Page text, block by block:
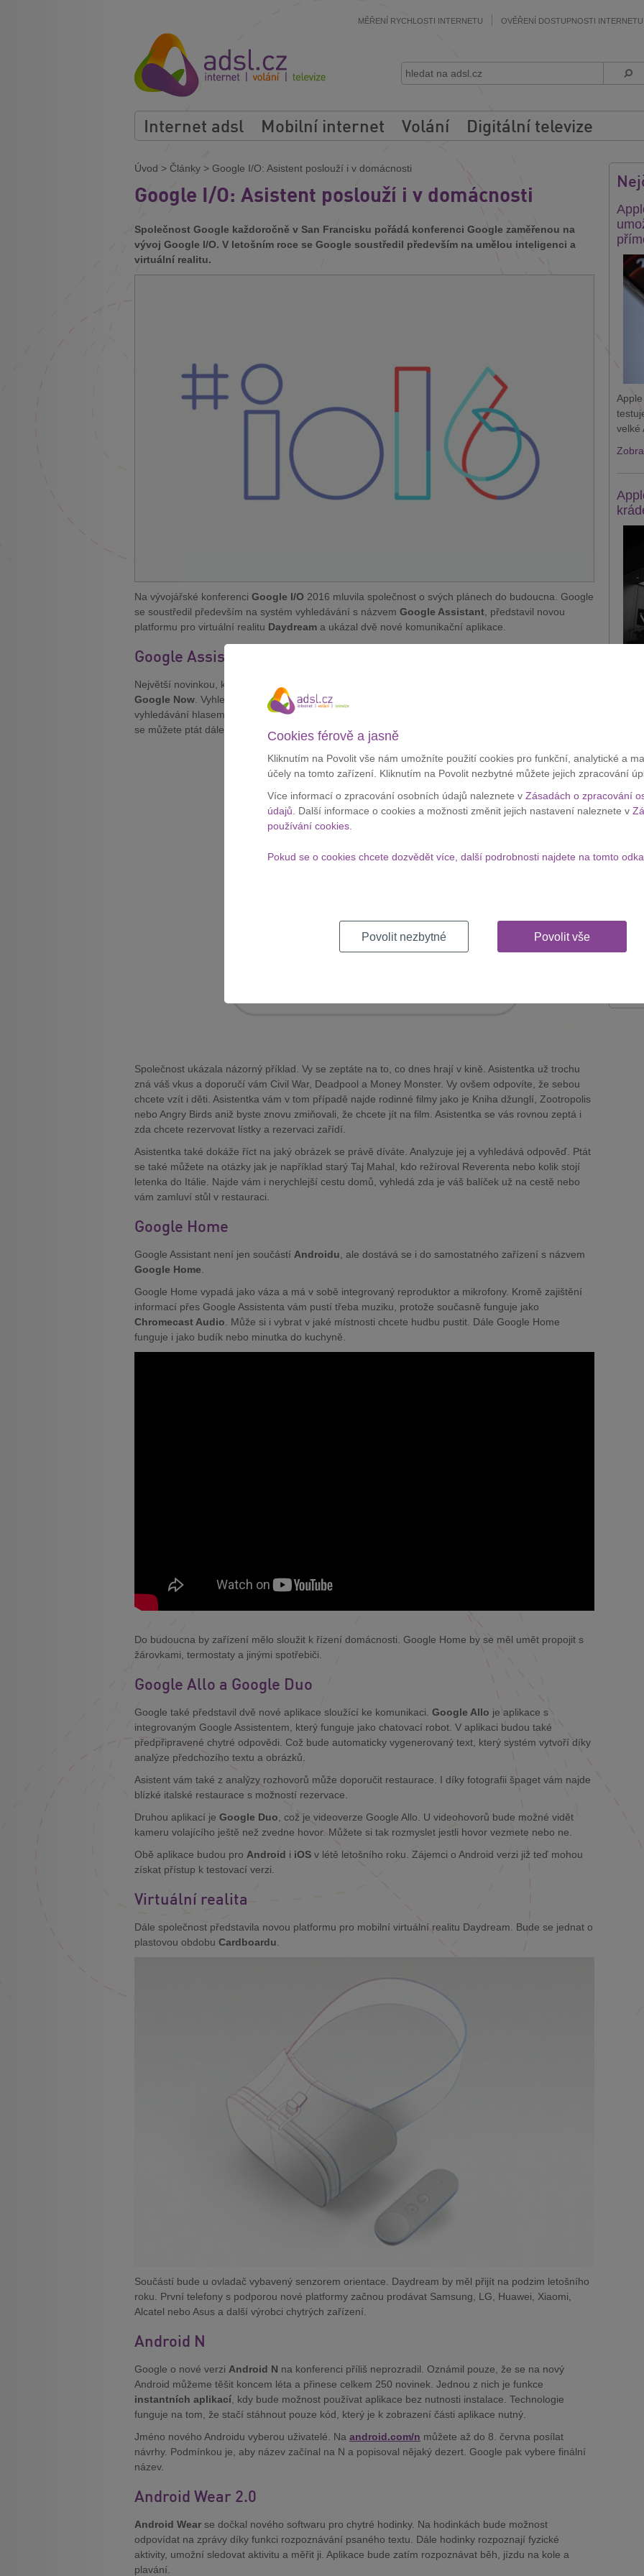
MĚŘENÍ RYCHLOSTI INTERNETU OVĚŘENÍ DOSTUPNOSTI INTERNETU
Internet adsl Mobilní internet Volání Digitální televize
Úvod > Články > Google I/O: Asistent poslouží i v domácnosti
Google I/O: Asistent poslouží i v domácnosti
Společnost Google každoročně v San Francisku pořádá konferenci Google zaměřenou na
vývoj Google I/O. V letošním roce se Google soustředil především na umělou inteligenci a
virtuální realitu.
Na vývojářské konferenci Google I/O 2016 mluvila společnost o svých plánech do budoucna. Google
se soustředil především na systém vyhledávání s názvem Google Assistant , představil novou
platformu pro virtuální realitu Daydream a ukázal dvě nové komunikační aplikace.
Google Assistant
Největší novinkou, kterou Google představil jen bezpochyby
Google Now . Vyhledávání dostalo osobnost a nové funkce. V USA zadává 20 % uživatelů
vyhledávání hlasem, hlas také hraje u novinky velkou roli. Asistentka položíte otázku a po odpovědi
se můžete ptát dále na podrobnosti. Asistent stále bude vědět o čem se bavíte.
Společnost ukázala názorný příklad. Vy se zeptáte na to, co dnes hrají v kině. Asistentka už trochu
zná váš vkus a doporučí vám Civil War, Deadpool a Money Monster. Vy ovšem odpovíte, že sebou
chcete vzít i děti. Asistentka vám v tom případě najde rodinné filmy jako je Kniha džunglí, Zootropolis
nebo Angry Birds aniž byste znovu zmiňovali, že chcete jít na film. Asistentka se vás rovnou zeptá i
zda chcete rezervovat lístky a rezervaci zařídí.
Asistentka také dokáže říct na jaký obrázek se právě díváte. Analyzuje jej a vyhledává odpověď. Ptát
se také můžete na otázky jak je například starý Taj Mahal, kdo režíroval Reverenta nebo kolik stojí
letenka do Itálie. Najde vám i nerychlejší cestu domů, vyhledá zda je váš balíček už na cestě nebo
vám zamluví stůl v restauraci.
Google Home
Google Assistant není jen součástí Androidu , ale dostává se i do samostatného zařízení s názvem
Google Home
Google Home vypadá jako váza a má v sobě integrovaný reproduktor a mikrofony. Kromě zajištění
informací přes Google Assistenta vám pustí třeba muziku, protože současně funguje jako
Chromecast Audio . Může si i vybrat v jaké místnosti chcete hudbu pustit. Dále Google Home
funguje i jako budík nebo minutka do kuchyně.
Do budoucna by zařízení mělo sloužit k řízení domácnosti. Google Home by se měl umět propojit s
žárovkami, termostaty a jinými spotřebiči.
Google Allo a Google Duo
Google také představil dvě nové aplikace sloužící ke komunikaci. Google Allo je aplikace s
integrovaným Google Assistentem, který funguje jako chatovací robot. V aplikaci budou také
předpřipravené chytré odpovědi. Což bude automaticky vygenerovaný text, který systém vytvoří díky
analýze předchozího textu a obrázků.
Asistent vám také z analýzy rozhovorů může doporučit restaurace. I díky fotografii špaget vám najde
blízké italské restaurace s možností rezervace.
Druhou aplikací je Google Duo, což je videoverze Google Allo. U videohovorů bude možné vidět
kameru volajícího ještě než zvedne hovor. Můžete si tak rozmyslet jestli hovor vezmete nebo ne.
Obě aplikace budou pro Android i iOS v létě letošního roku. Zájemci o Android verzi již teď mohou
získat přístup k testovací verzi.
Virtuální realita
Dále společnost představila novou platformu pro mobilní virtuální realitu Daydream. Bude se jednat o
plastovou obdobu Cardboardu.
Součástí bude u ovladač vybavený senzorem orientace. Daydream by měl přijít na podzim letošního
roku. První telefony s podporou nové platformy začnou prodávat Samsung, LG, Huawei, Xiaomi,
Alcatel nebo Asus a další výrobci chytrých zařízení.
Android N
Google o nové verzi Android N na konferenci příliš neprozradil. Oznámil pouze, že se na nový
Android můžeme těšit koncem léta a přinese celkem 250 novinek. Jednou z nich je funkce
instantních aplikací, kdy bude možnost používat aplikace bez nutnosti instalace. Technologie
funguje na tom, že stačí stáhnout pouze kód, který je k zobrazení části aplikace nutný.
Jméno nového Androidu vyberou uživatelé. Na android.com/n můžete až do 8. června posílat
návrhy. Podmínkou je, aby název začínal na N a popisoval nějaký dezert. Google pak vybere finální
název.
Android Wear 2.0
Android Wear se dočkal nového softwaru pro chytré hodinky. Na hodinkách bude možnost
odpovídat na zprávy díky funkci rozpoznávání psaného textu. Dále hodinky rozpoznají fyzické
aktivity, umožní sledovat aktivitu a měřit ji. Aplikace bude zatím rozpoznávat běh, jízdu na kole a
plavání.
velké
Cookies férově a jasně
Kliknutím na Povolit vše nám umožníte použití cookies pro funkční, analytické a
účely na tomto zařízení. Kliknutím na Povolit nezbytné můžete jejich zpracování
Více informací o zpracování osobních údajů naleznete v Zásadách o zpracování
údajů . Další informace o cookies a možnosti změnit jejich nastavení naleznete v
používání cookies
Pokud se o cookies chcete dozvědět více, další podrobnosti najdete na tomto
Povolit nezbytné Povolit vše